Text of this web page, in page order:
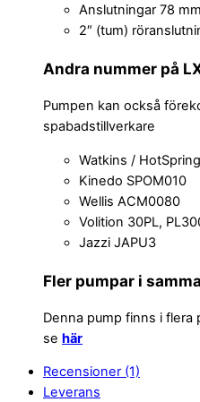
Anslutningar 78
2″ (tum)
Andra nummer på
Pumpen kan också
spabadstillverkare
Watkins /
Kinedo SPOM010
Wellis ACM0080
Volition 30PL,
Jazzi JAPU3
Fler pumpar i
Denna pump finns i flera
se här
Recensioner (1)
Leverans